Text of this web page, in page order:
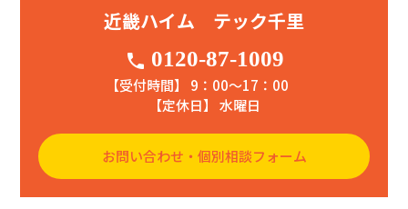
近畿ハイム テック千里
phone 0120-87-1009
【受付時間】 9：00〜17：00
【定休日】 水曜日
お問い合わせ・個別相談フォーム